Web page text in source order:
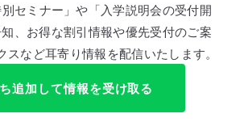
別セミナー」や「入学説明会の受付開
、お得な割引情報や優先受付のご案
スなど耳寄り情報を配信いたします。
追加して情報を受け取る